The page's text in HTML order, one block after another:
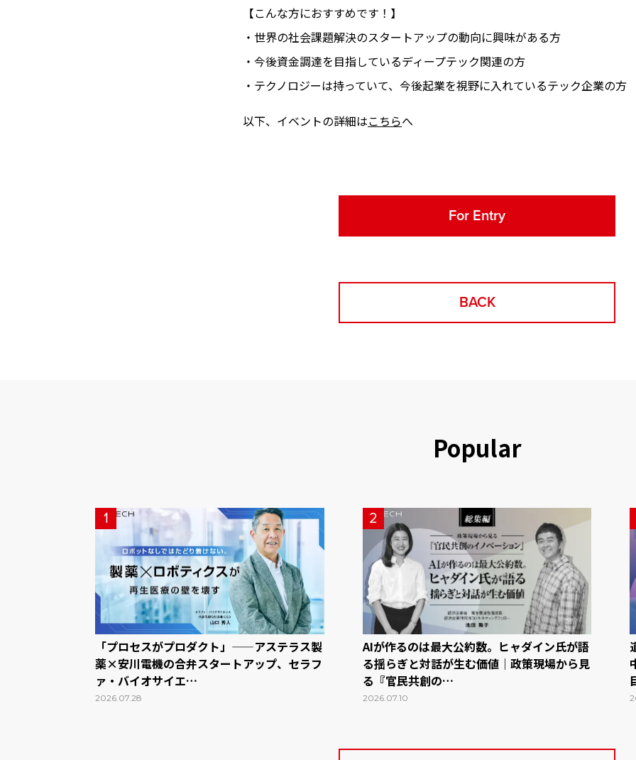
【こんな方におすすめです！】
・世界の社会課題解決のスタートアップの動向に興味がある方
・今後資金調達を目指しているディープテック関連の方
・テクノロジーは持っていて、今後起業を視野に入れているテック企業の方
以下、イベントの詳細はこちらへ
For Entry
BACK
Popular
1
「プロセスがプロダクト」——アステラス製
薬×安川電機の合弁スタートアップ、セラフ
ァ・バイオサイエ…
2026.07.28
2
AIが作るのは最大公約数。ヒャダイン氏が語
る揺らぎと対話が生む価値｜政策現場から見
る『官民共創の…
2026.07.10